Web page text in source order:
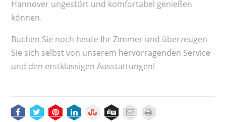
Hannover ungestört und komfortabel genießen
können.
Buchen Sie noch heute Ihr Zimmer und überzeugen
Sie sich selbst von unserem hervorragenden Service
und den erstklassigen Ausstattungen!